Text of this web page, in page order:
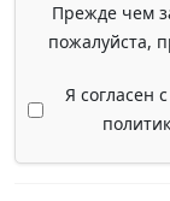
Прежде чем
пожалуйста,
Я согласен